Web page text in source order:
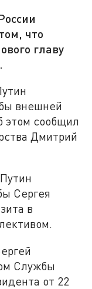
что
главу
внешней
этом сообщил
Дмитрий
Сергея
в
Службы
от 22